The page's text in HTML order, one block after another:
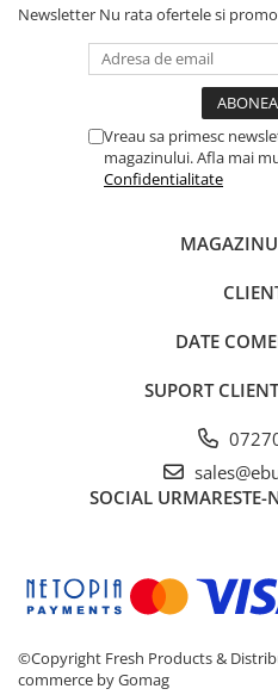
Newsletter Nu rata ofertele si
Vreau sa primesc
magazinului. Afla mai
Confidentialitate
DATE
SUPORT
SOCIAL
©Copyright Fresh Products &
commerce by Gomag